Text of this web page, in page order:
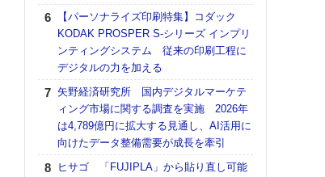
【パーソナライズ印刷特集】コダック
KODAK PROSPER S-シリーズ インプリ
ンティングシステム 従来の印刷工程に
デジタルの力を加える
矢野経済研究所 国内デジタルマーケテ
ィング市場に関する調査を実施 2026年
は4,789億円に拡大する見通し、AI活用に
向けたデータ整備需要が成長を牽引
ヒサゴ 「FUJIPLA」から貼り直し可能